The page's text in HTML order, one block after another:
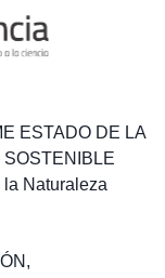
ESTADO DE LA
la Naturaleza
,